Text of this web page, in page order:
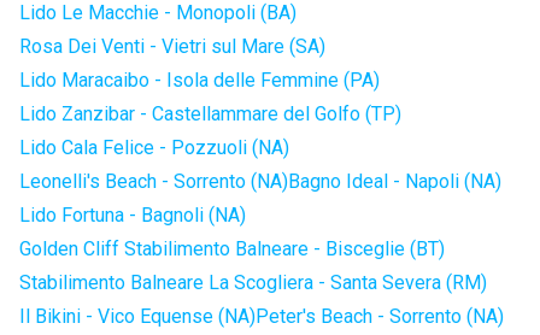
Lido Le Macchie - Monopoli (BA)
Rosa Dei Venti - Vietri sul Mare (SA)
Lido Maracaibo - Isola delle Femmine (PA)
Lido Zanzibar - Castellammare del Golfo (TP)
Lido Cala Felice - Pozzuoli (NA)
Leonelli's Beach - Sorrento (NA)Bagno Ideal - Napoli (NA)
Lido Fortuna - Bagnoli (NA)
Golden Cliff Stabilimento Balneare - Bisceglie (BT)
Stabilimento Balneare La Scogliera - Santa Severa (RM)
Il Bikini - Vico Equense (NA)Peter's Beach - Sorrento (NA)